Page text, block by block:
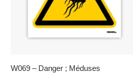
W069 – Danger ; Méduses